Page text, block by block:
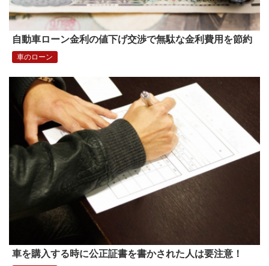
自動車ローン金利の値下げ交渉で無駄な金利費用を節約
車のローン
車を購入する時に公正証書を書かされた人は要注意！